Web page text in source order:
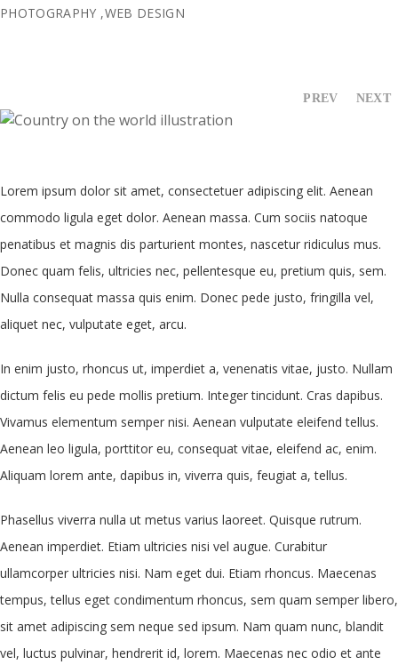
PHOTOGRAPHY ,WEB DESIGN
PREV NEXT
Lorem ipsum dolor sit amet, consectetuer adipiscing elit. Aenean
commodo ligula eget dolor. Aenean massa. Cum sociis natoque
penatibus et magnis dis parturient montes, nascetur ridiculus mus.
Donec quam felis, ultricies nec, pellentesque eu, pretium quis, sem.
Nulla consequat massa quis enim. Donec pede justo, fringilla vel,
aliquet nec, vulputate eget, arcu.
In enim justo, rhoncus ut, imperdiet a, venenatis vitae, justo. Nullam
dictum felis eu pede mollis pretium. Integer tincidunt. Cras dapibus.
Vivamus elementum semper nisi. Aenean vulputate eleifend tellus.
Aenean leo ligula, porttitor eu, consequat vitae, eleifend ac, enim.
Aliquam lorem ante, dapibus in, viverra quis, feugiat a, tellus.
Phasellus viverra nulla ut metus varius laoreet. Quisque rutrum.
Aenean imperdiet. Etiam ultricies nisi vel augue. Curabitur
ullamcorper ultricies nisi. Nam eget dui. Etiam rhoncus. Maecenas
tempus, tellus eget condimentum rhoncus, sem quam semper libero,
sit amet adipiscing sem neque sed ipsum. Nam quam nunc, blandit
vel, luctus pulvinar, hendrerit id, lorem. Maecenas nec odio et ante